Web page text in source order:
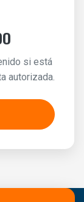
si está
autorizada.